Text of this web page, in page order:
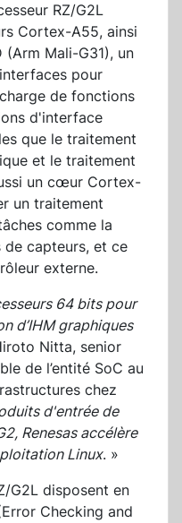
RZ/G2L
Cortex-A55, ainsi
(Arm Mali-G31), un
pour
de fonctions
d'interface
que le traitement
et le traitement
un cœur Cortex-
un traitement
comme la
de capteurs, et ce
externe.
64 bits pour
d’IHM graphiques
Nitta, senior
de l’entité SoC au
chez
d'entrée de
Renesas accélère
Linux. »
G2L disposent en
Checking and